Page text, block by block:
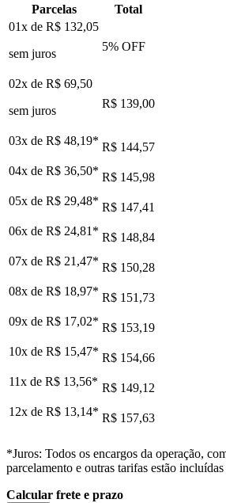
Parcelas
Total
01x de R$ 132,05
sem juros
5% OFF
02x de R$ 69,50
sem juros
R$ 139,00
03x de R$ 48,19* R$ 144,57
04x de R$ 36,50* R$ 145,98
05x de R$ 29,48* R$ 147,41
06x de R$ 24,81 * R$ 148,84
07x de R$ 21,47* R$ 150,28
08x de R$ 18,97* R$ 151,73
09x de R$ 17,02* R$ 153,19
10x de R$ 15,47* R$ 154,66
11x de R$ 13,56* R$ 149,12
12x de R$ 13,14* R$ 157,63
*Juros: Todos os encargos da operação,
parcelamento e outras tarifas estão
Calcular frete e prazo